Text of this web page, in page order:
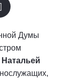
Думы
Натальей